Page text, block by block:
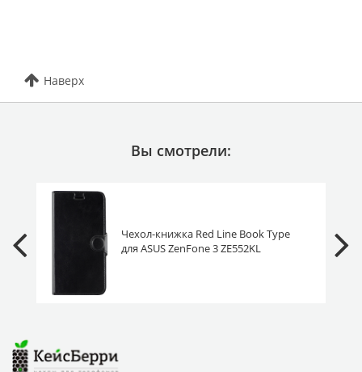
Наверх
Вы смотрели:
Чехол-книжка Red Line Book Type
для ASUS ZenFone 3 ZE552KL